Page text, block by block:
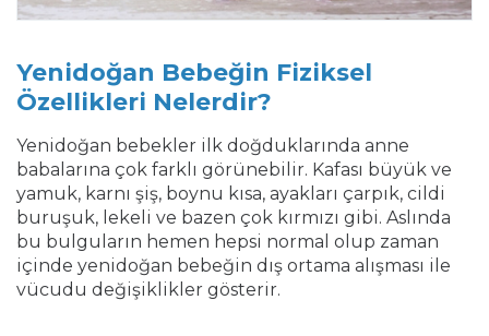
Yenidoğan Bebeğin Fiziksel
Özellikleri Nelerdir?
Yenidoğan bebekler ilk doğduklarında anne
babalarına çok farklı görünebilir. Kafası büyük ve
yamuk, karnı şiş, boynu kısa, ayakları çarpık, cildi
buruşuk, lekeli ve bazen çok kırmızı gibi. Aslında
bu bulguların hemen hepsi normal olup zaman
içinde yenidoğan bebeğin dış ortama alışması ile
vücudu değişiklikler gösterir.